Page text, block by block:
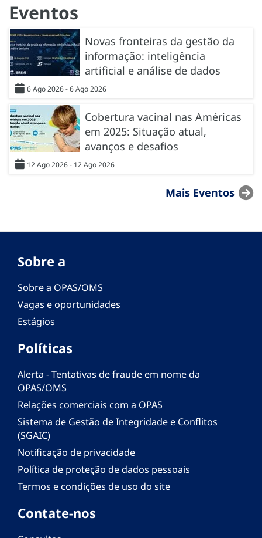
Eventos
Novas fronteiras da gestão da
informação: inteligência
artificial e análise de dados
6 Ago 2026 - 6 Ago 2026
Cobertura vacinal nas Américas
em 2025: Situação atual,
avanços e desafios
12 Ago 2026 - 12 Ago 2026
Mais Eventos
Sobre a
Sobre a OPAS/OMS
Vagas e oportunidades
Estágios
Políticas
Alerta - Tentativas de fraude em nome da
OPAS/OMS
Relações comerciais com a OPAS
Sistema de Gestão de Integridade e Conflitos
(SGAIC)
Notificação de privacidade
Política de proteção de dados pessoais
Termos e condições de uso do site
Contate-nos